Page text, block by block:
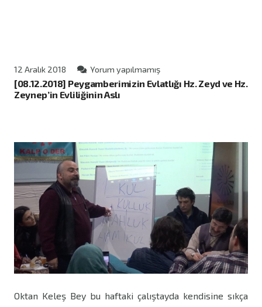
12 Aralık 2018 Yorum yapılmamış
[08.12.2018] Peygamberimizin Evlatlığı Hz. Zeyd ve Hz.
Zeynep’in Evliliğinin Aslı
Oktan Keleş Bey bu haftaki çalıştayda kendisine sıkça